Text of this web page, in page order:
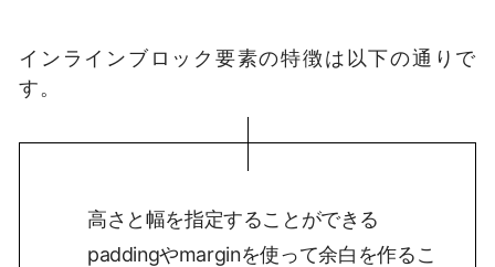
インラインブロック要素の特徴は以下の通りで
す。
高さと幅を指定することができる
paddingやmarginを使って余白を作るこ